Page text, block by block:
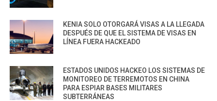
KENIA SOLO OTORGARÁ VISAS A LA LLEGADA
DESPUÉS DE QUE EL SISTEMA DE VISAS EN
LÍNEA FUERA HACKEADO
ESTADOS UNIDOS HACKEO LOS SISTEMAS DE
MONITOREO DE TERREMOTOS EN CHINA
PARA ESPIAR BASES MILITARES
SUBTERRÁNEAS